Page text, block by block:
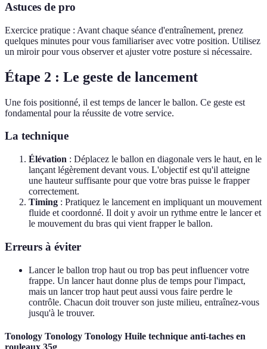
Astuces de pro
Exercice pratique : Avant chaque séance d'entraînement, prenez
quelques minutes pour vous familiariser avec votre position. Utilisez
un miroir pour vous observer et ajuster votre posture si nécessaire.
Étape 2 : Le geste de lancement
Une fois positionné, il est temps de lancer le ballon. Ce geste est
fondamental pour la réussite de votre service.
La technique
Élévation : Déplacez le ballon en diagonale vers le haut, en le
lançant légèrement devant vous. L'objectif est qu'il atteigne
une hauteur suffisante pour que votre bras puisse le frapper
correctement.
Timing : Pratiquez le lancement en impliquant un mouvement
fluide et coordonné. Il doit y avoir un rythme entre le lancer et
le mouvement du bras qui vient frapper le ballon.
Erreurs à éviter
Lancer le ballon trop haut ou trop bas peut influencer votre
frappe. Un lancer haut donne plus de temps pour l'impact,
mais un lancer trop haut peut aussi vous faire perdre le
contrôle. Chacun doit trouver son juste milieu, entraînez-vous
jusqu'à le trouver.
Tonology Tonology Tonology Huile technique anti-taches en
rouleaux 35g